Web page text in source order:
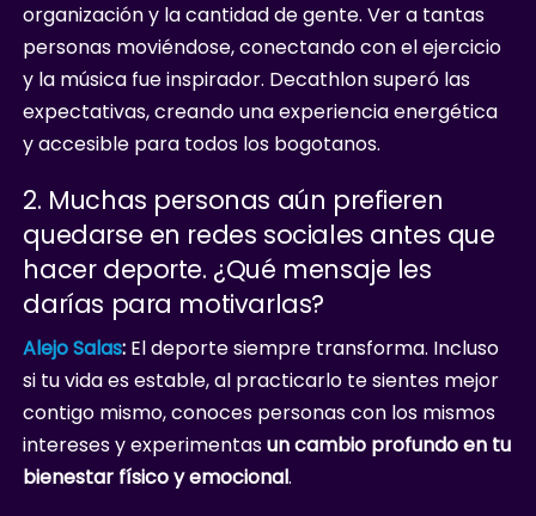
organización y la cantidad de gente. Ver a tantas
personas moviéndose, conectando con el ejercicio
y la música fue inspirador. Decathlon superó las
expectativas, creando una experiencia energética
y accesible para todos los bogotanos.
2. Muchas personas aún prefieren
quedarse en redes sociales antes que
hacer deporte. ¿Qué mensaje les
darías para motivarlas?
Alejo Salas: El deporte siempre transforma. Incluso
si tu vida es estable, al practicarlo te sientes mejor
contigo mismo, conoces personas con los mismos
intereses y experimentasun cambio profundo en tu
bienestar físico y emocional.